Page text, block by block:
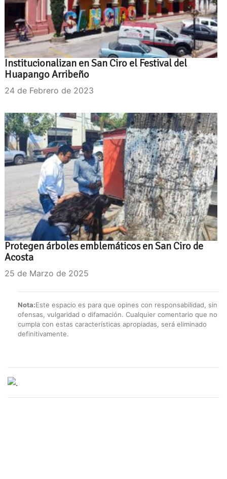
Institucionalizan en San Ciro el Festival del
Huapango Arribeño
24 de Febrero de 2023
Protegen árboles emblemáticos en San Ciro de
Acosta
25 de Marzo de 2025
Nota:Este espacio es para que opines con responsabilidad, sin
ofensas, vulgaridad o difamación. Cualquier comentario que no
cumpla con estas características apropiadas, será eliminado
definitivamente.